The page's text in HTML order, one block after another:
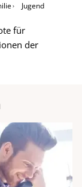
Jugend
für
der